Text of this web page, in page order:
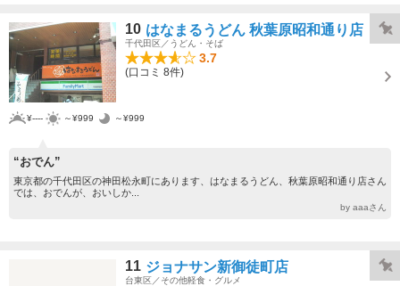
10 はなまるうどん 秋葉原昭和通り店
千代田区／うどん・そば
3.7
(口コミ 8件)
¥---- ～¥999 ～¥999
“おでん”
東京都の千代田区の神田松永町にあります、はなまるうどん、秋葉原昭和通り店さん
では、おでんが、おいしか...
by aaaさん
11 ジョナサン新御徒町店
台東区／その他軽食・グルメ